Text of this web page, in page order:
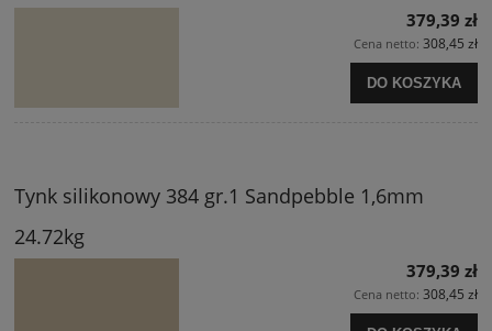
379,39 zł
Cena netto: 308,45 zł
DO KOSZYKA
Tynk silikonowy 384 gr.1 Sandpebble 1,6mm
24.72kg
379,39 zł
Cena netto: 308,45 zł